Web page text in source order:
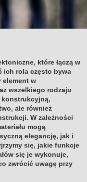
które łączą w
ich rola często bywa
element w
wszelkiego rodzaju
konstrukcyjną,
ale również
W zależności
mogą
elegancję, jak i
się, jakie funkcje
się je wykonuje,
zwrócić uwagę przy